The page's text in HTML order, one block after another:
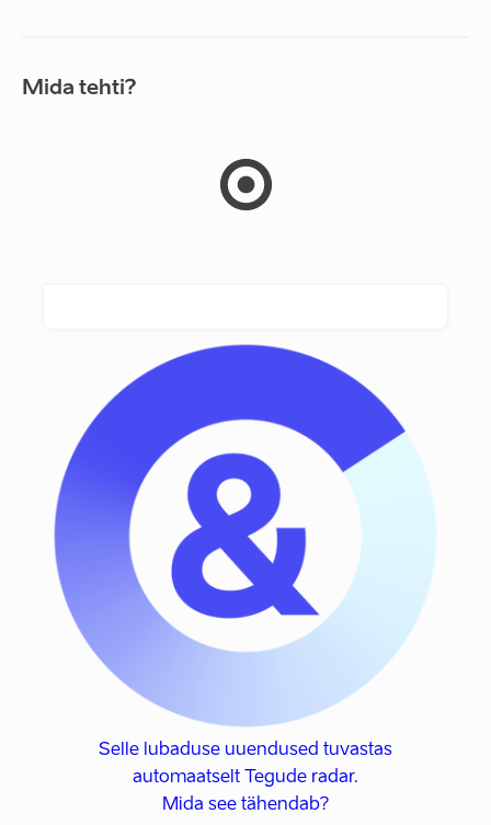
Mida tehti?
Selle lubaduse uuendused tuvastas
automaatselt Tegude radar.
Mida see tähendab?